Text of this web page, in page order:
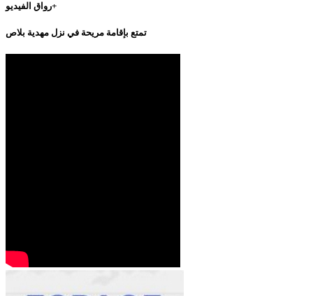
رواق الفيديو+
تمتع بإقامة مريحة في نزل مهدية بلاص